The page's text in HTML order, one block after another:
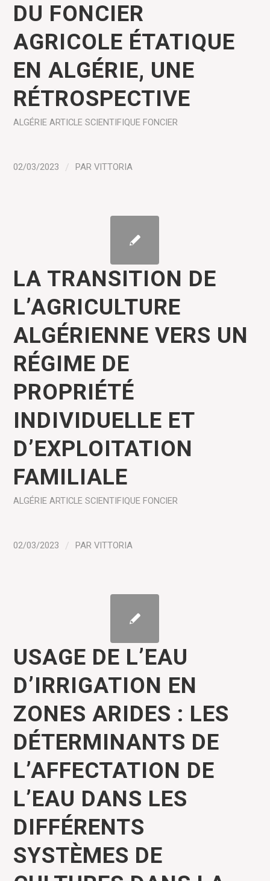
DU FONCIER
AGRICOLE ÉTATIQUE
EN ALGÉRIE, UNE
RÉTROSPECTIVE
ALGÉRIE ARTICLE SCIENTIFIQUE FONCIER
02/03/2023 / PARVITTORIA
LA TRANSITION DE
L’AGRICULTURE
ALGÉRIENNE VERS UN
RÉGIME DE
PROPRIÉTÉ
INDIVIDUELLE ET
D’EXPLOITATION
FAMILIALE
ALGÉRIE ARTICLE SCIENTIFIQUE FONCIER
02/03/2023 / PARVITTORIA
USAGE DE L’EAU
D’IRRIGATION EN
ZONES ARIDES : LES
DÉTERMINANTS DE
L’AFFECTATION DE
L’EAU DANS LES
DIFFÉRENTS
SYSTÈMES DE